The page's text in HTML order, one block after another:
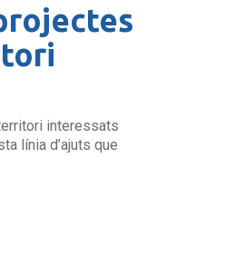
interessats
línia d’ajuts que